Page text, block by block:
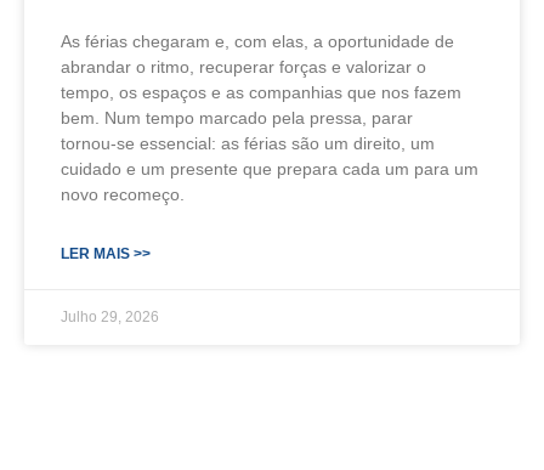
As férias chegaram e, com elas, a oportunidade de
abrandar o ritmo, recuperar forças e valorizar o
tempo, os espaços e as companhias que nos fazem
bem. Num tempo marcado pela pressa, parar
tornou‑se essencial: as férias são um direito, um
cuidado e um presente que prepara cada um para um
novo recomeço.
LER MAIS >>
Julho 29, 2026